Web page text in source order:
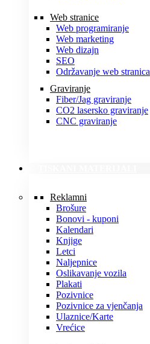
Web stranice
Web programiranje
Web marketing
Web dizajn
SEO
Održavanje web stranica
Graviranje
Fiber/Jag graviranje
CO2 lasersko graviranje
CNC graviranje
Reklamni
Brošure
Bonovi - kuponi
Kalendari
Knjige
Letci
Naljepnice
Oslikavanje vozila
Plakati
Pozivnice
Pozivnice za vjenčanja
Ulaznice/Karte
Vrećice